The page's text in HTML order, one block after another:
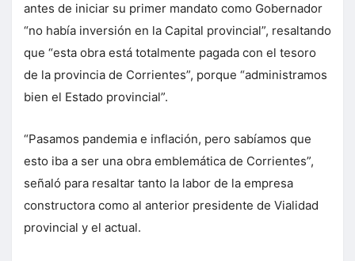
antes de iniciar su primer mandato como Gobernador
“no había inversión en la Capital provincial”, resaltando
que “esta obra está totalmente pagada con el tesoro
de la provincia de Corrientes”, porque “administramos
bien el Estado provincial”.
“Pasamos pandemia e inflación, pero sabíamos que
esto iba a ser una obra emblemática de Corrientes”,
señaló para resaltar tanto la labor de la empresa
constructora como al anterior presidente de Vialidad
provincial y el actual.